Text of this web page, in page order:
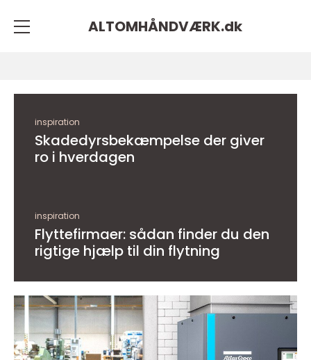
ALTOMHÅNDVÆRK.dk
inspiration
Skadedyrsbekæmpelse der giver
ro i hverdagen
inspiration
Flyttefirmaer: sådan finder du den
rigtige hjælp til din flytning